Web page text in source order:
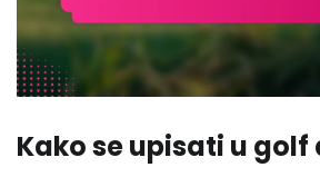
Kako se upisati u